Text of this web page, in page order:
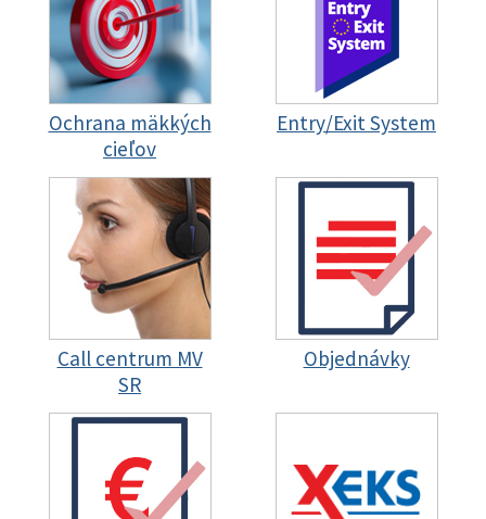
Ochrana mäkkých
cieľov
Entry/Exit System
Call centrum MV
SR
Objednávky